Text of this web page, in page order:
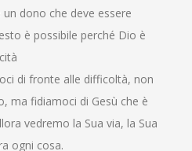
un dono che deve essere
è possibile perché Dio è
di fronte alle difficoltà, non
ma fidiamoci di Gesù che è
vedremo la Sua via, la Sua
ogni cosa.